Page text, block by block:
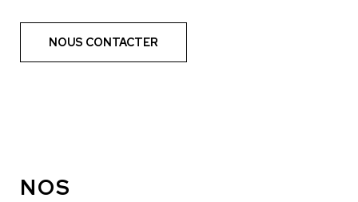
NOUS CONTACTER
NOS